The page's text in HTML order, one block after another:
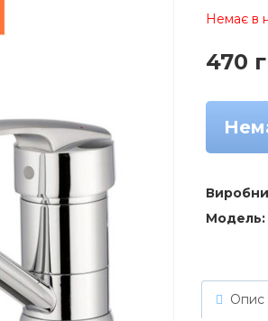
Немає в
470
Модель:
Опис